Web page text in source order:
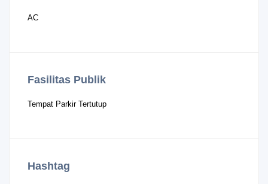
AC
Fasilitas Publik
Tempat Parkir Tertutup
Hashtag